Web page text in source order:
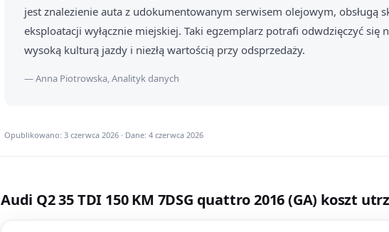
jest znalezienie auta z udokumentowanym serwisem olejowym, obsługą
eksploatacji wyłącznie miejskiej. Taki egzemplarz potrafi odwdzięczyć się
wysoką kulturą jazdy i niezłą wartością przy odsprzedaży.
— Anna Piotrowska, Analityk danych
Opublikowano: 3 czerwca 2026 · Dane: 4 czerwca 2026
Audi Q2 35 TDI 150 KM 7DSG quattro 2016 (GA) koszt